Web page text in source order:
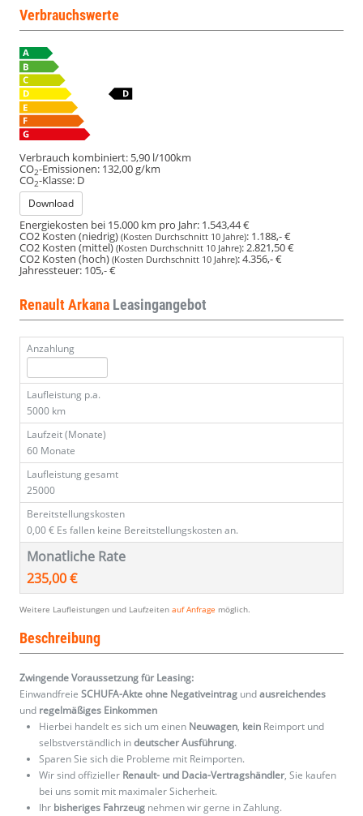
Verbrauchswerte
Verbrauch kombiniert: 5,90 l/100km
CO2-Emissionen: 132,00 g/km
CO2-Klasse: D
Download
Energiekosten bei 15.000 km pro Jahr: 1.543,44 €
CO2 Kosten (niedrig) (Kosten Durchschnitt 10 Jahre): 1.188,- €
CO2 Kosten (mittel)(Kosten Durchschnitt 10 Jahre):2.821,50 €
CO2 Kosten (hoch) (Kosten Durchschnitt 10 Jahre):4.356,- €
Jahressteuer: 105,- €
Renault Arkana Leasingangebot
Anzahlung
Laufleistung p.a.
5000 km
Laufzeit (Monate)
60 Monate
Laufleistung gesamt
25000
Bereitstellungskosten
0,00 € Es fallen keine Bereitstellungskosten an.
Monatliche Rate
235,00 €
Weitere Laufleistungen und Laufzeiten auf Anfrage möglich.
Beschreibung
Zwingende Voraussetzung für Leasing:
Einwandfreie SCHUFA-Akte ohne Negativeintrag undausreichendes
und regelmäßiges Einkommen
Hierbei handelt es sich um einen Neuwagen, kein Reimport und
selbstverständlich indeutscher Ausführung.
Sparen Sie sich die Probleme mit Reimporten.
Wir sind offizieller Renault- und Dacia-Vertragshändler, Sie kaufen
bei uns somit mit maximaler Sicherheit.
Ihr bisheriges Fahrzeug nehmen wir gerne in Zahlung.